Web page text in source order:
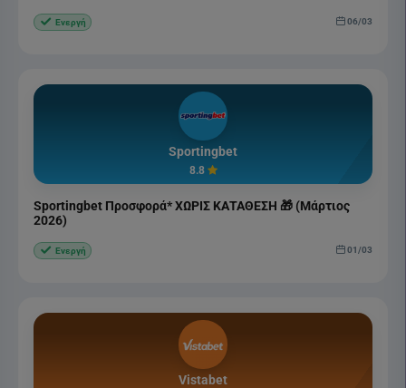
Ενεργή 06/03
Sportingbet
8.8
Sportingbet Προσφορά* ΧΩΡΙΣ ΚΑΤΑΘΕΣΗ 🎁 (Μάρτιος
2026)
Ενεργή 01/03
Vistabet